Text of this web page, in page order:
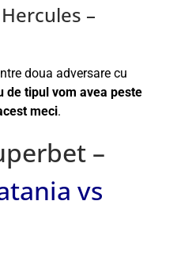
–
doua adversare cu
de tipul vom avea peste
meci.
–
vs